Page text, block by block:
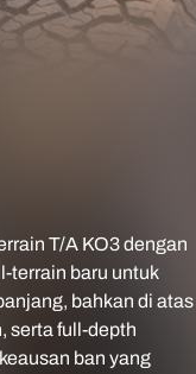
T/A KO3 dengan
terrain baru untuk
bahkan di atas
serta full-depth
ban yang